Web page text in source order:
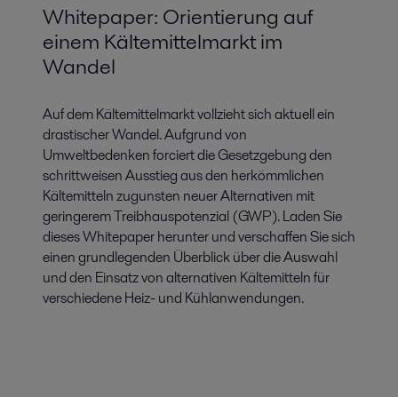
Whitepaper: Orientierung auf
einem Kältemittelmarkt im
Wandel
Auf dem Kältemittelmarkt vollzieht sich aktuell ein
drastischer Wandel. Aufgrund von
Umweltbedenken forciert die Gesetzgebung den
schrittweisen Ausstieg aus den herkömmlichen
Kältemitteln zugunsten neuer Alternativen mit
geringerem Treibhauspotenzial (GWP). Laden Sie
dieses Whitepaper herunter und verschaffen Sie sich
einen grundlegenden Überblick über die Auswahl
und den Einsatz von alternativen Kältemitteln für
verschiedene Heiz- und Kühlanwendungen.